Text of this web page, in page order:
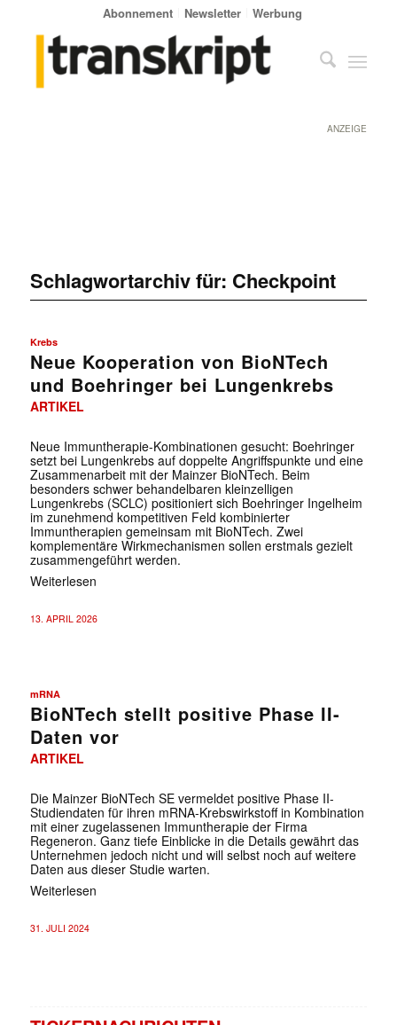
Abonnement Newsletter Werbung
ANZEIGE
Schlagwortarchiv für: Checkpoint
Krebs
Neue Kooperation von BioNTech
und Boehringer bei Lungenkrebs
ARTIKEL
Neue Immuntherapie-Kombinationen gesucht: Boehringer
setzt bei Lungenkrebs auf doppelte Angriffspunkte und eine
Zusammenarbeit mit der Mainzer BioNTech. Beim
besonders schwer behandelbaren kleinzelligen
Lungenkrebs (SCLC) positioniert sich Boehringer Ingelheim
im zunehmend kompetitiven Feld kombinierter
Immuntherapien gemeinsam mit BioNTech. Zwei
komplementäre Wirkmechanismen sollen erstmals gezielt
zusammengeführt werden.
Weiterlesen
13. APRIL 2026
mRNA
BioNTech stellt positive Phase II-
Daten vor
ARTIKEL
Die Mainzer BioNTech SE vermeldet positive Phase II-
Studiendaten für ihren mRNA-Krebswirkstoff in Kombination
mit einer zugelassenen Immuntherapie der Firma
Regeneron. Ganz tiefe Einblicke in die Details gewährt das
Unternehmen jedoch nicht und will selbst noch auf weitere
Daten aus dieser Studie warten.
Weiterlesen
31. JULI 2024